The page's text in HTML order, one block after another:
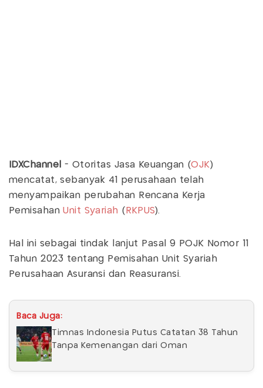
IDXChannel - Otoritas Jasa Keuangan (OJK )
mencatat, sebanyak 41 perusahaan telah
menyampaikan perubahan Rencana Kerja
PemisahanUnit Syariah ( RKPUS).
Hal ini sebagai tindak lanjut Pasal 9 POJK Nomor 11
Tahun 2023 tentang Pemisahan Unit Syariah
Perusahaan Asuransi dan Reasuransi.
Baca Juga:
Timnas Indonesia Putus Catatan 38 Tahun
Tanpa Kemenangan dari Oman